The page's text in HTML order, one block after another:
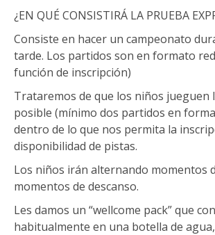
¿EN QUÉ CONSISTIRÁ LA PRUEBA
Consiste en hacer un campeonato
tarde. Los partidos son en formato
función de inscripción)
Trataremos de que los niños jueguen
posible (mínimo dos partidos en
dentro de lo que nos permita la
disponibilidad de pistas.
Los niños irán alternando momentos
momentos de descanso.
Les damos un “wellcome pack” que
habitualmente en una botella de